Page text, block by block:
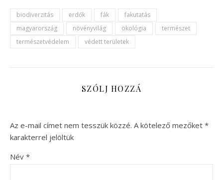
biodiverzitás erdők fák
fakutatás
magyarország
növényvilág ökológia
természet
természetvédelem
védett területek
SZÓLJ HOZZÁ
Az e-mail címet nem tesszük közzé. A kötelező mezőket *
karakterrel jelöltük
Név *